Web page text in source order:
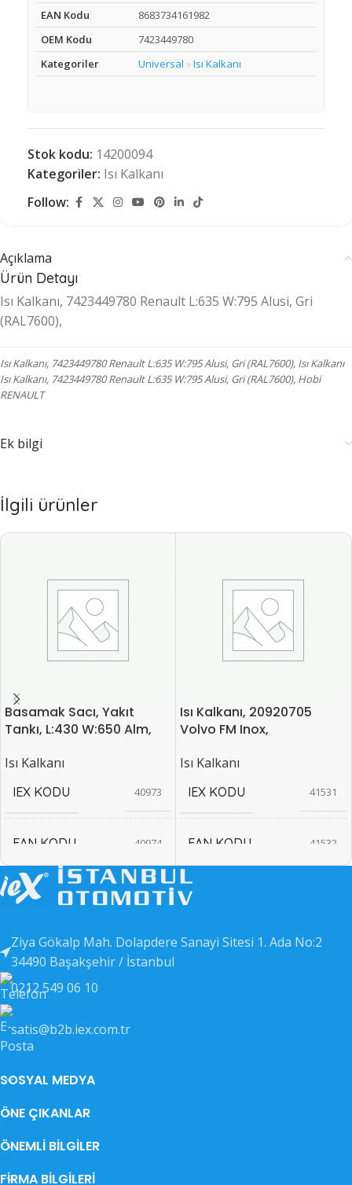
EAN Kodu
8683734161982
OEM Kodu
7423449780
Kategoriler
Universal » Isı Kalkanı
Stok kodu: 14200094
Kategoriler: Isı Kalkanı
Follow:
Açıklama
Ürün Detayı
Isı Kalkanı, 7423449780 Renault L:635 W:795 Alusi, Gri
(RAL7600),
Isı Kalkanı, 7423449780 Renault L:635 W:795 Alusi, Gri (RAL7600), Isı Kalkanı
Isı Kalkanı, 7423449780 Renault L:635 W:795 Alusi, Gri (RAL7600), Hobi
RENAULT
Ek bilgi
İlgili ürünler
Basamak Sacı, Yakıt
Tankı, L:430 W:650 Alm,
Isı Kalkanı
IEX KODU 40973
EAN KODU 40974
Isı Kalkanı, 20920705
Volvo FM Inox,
Isı Kalkanı
IEX KODU 41531
EAN KODU 41532
DIĞER KODLAR
Ziya Gökalp Mah. Dolapdere Sanayi Sitesi 1. Ada No:2
34490 Başakşehir / İstanbul
0212 549 06 10
satis@b2b.iex.com.tr
SOSYAL MEDYA
ÖNE ÇIKANLAR
ÖNEMLI BILGILER
FIRMA BILGILERI